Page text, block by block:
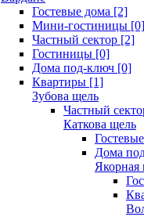
Гостевые дома [2]
Мини-гостиницы [0]
Частный сектор [2]
Гостиницы [0]
Дома под-ключ [0]
Квартиры [1]
Зубова щель
Частный
Каткова щель
Дома
Якорная